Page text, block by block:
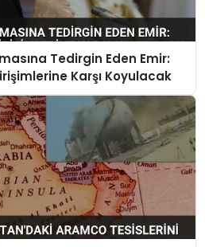
Tedirgin Eden Emir:
Karşı Koyulacak